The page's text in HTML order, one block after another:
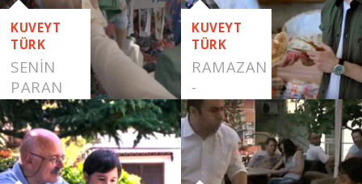
KUVEYT
TÜRK
SENIN
PARAN
KUVEYT
TÜRK
RAMAZAN
-
PAYLAŞMAK